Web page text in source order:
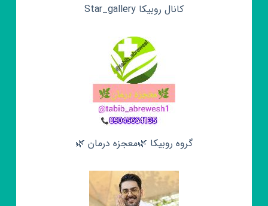
کانال روبیکا Star_gallery
گروه روبیکا 🌿معجزه درمان 🌿